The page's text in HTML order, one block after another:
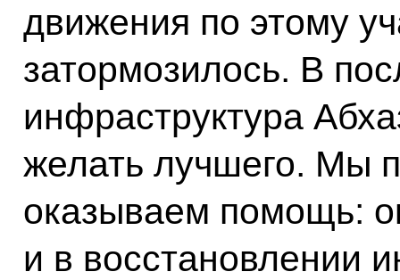
движения по этому
затормозилось. В
инфраструктура
желать лучшего. Мы
оказываем помощь:
и в восстановлении